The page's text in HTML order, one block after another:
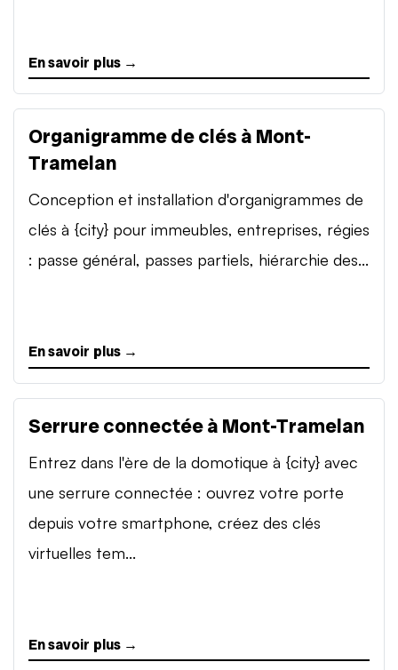
En savoir plus →
Organigramme de clés à Mont-
Tramelan
Conception et installation d'organigrammes de
clés à {city} pour immeubles, entreprises, régies
: passe général, passes partiels, hiérarchie des...
En savoir plus →
Serrure connectée à Mont-Tramelan
Entrez dans l'ère de la domotique à {city} avec
une serrure connectée : ouvrez votre porte
depuis votre smartphone, créez des clés
virtuelles tem...
En savoir plus →